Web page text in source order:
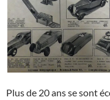
Plus de 20 ans se sont